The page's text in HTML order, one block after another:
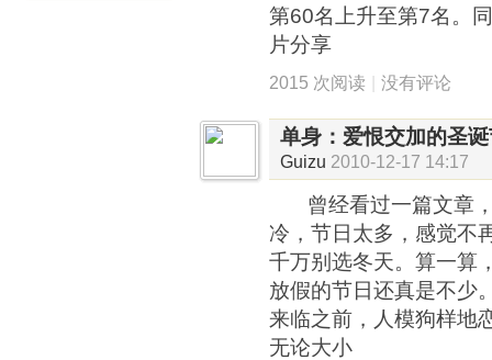
第60名上升至第7名。
片分享
2015 次阅读 | 没有评论
单身：爱恨交加的圣
Guizu 2010-12-17 14:17
曾经看过一篇文章，
冷，节日太多，感觉不
千万别选冬天。算一
放假的节日还真是不少
来临之前，人模狗样
无论大小